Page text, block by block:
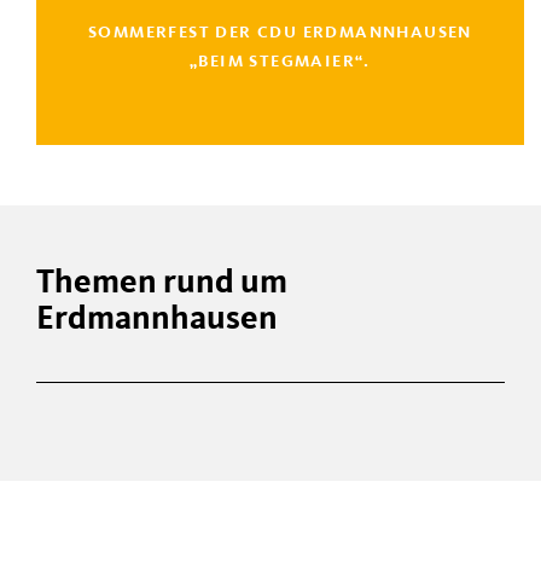
SOMMERFEST DER CDU ERDMANNHAUSEN
„BEIM STEGMAIER“.
Themen rund um
Erdmannhausen